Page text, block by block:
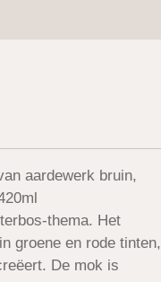
aardewerk bruin,
thema. Het
groene en rode tinten,
De mok is